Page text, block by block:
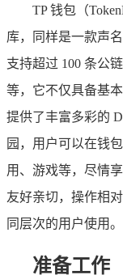
TP 钱包（
库，同样是一款声
支持超过 100 条公
等，它不仅具备基
提供了丰富多彩的
园，用户可以在钱
用、游戏等，尽情
友好亲切，操作相
同层次的用户使用。
准备工作